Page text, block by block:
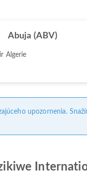
Abuja (ABV)
Algerie
upozornenia.